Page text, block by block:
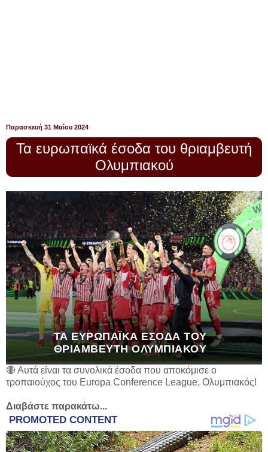
Παρασκευή 31 Μαΐου 2024
Τα ευρωπαϊκά έσοδα του θριαμβευτή
Ολυμπιακού
ΤΑ ΕΥΡΩΠΑΪΚΆ ΈΣΟΔΑ ΤΟΥ
ΘΡΙΑΜΒΕΥΤΉ ΟΛΥΜΠΙΑΚΟΎ
🔴 Αυτά είναι τα συνολικά έσοδα που αποκόμισε ο
τροπαιούχος του Europa Conference League, Ολυμπιακός!
Διαβάστε παρακάτω...